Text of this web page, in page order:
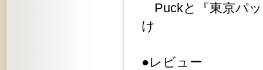
Puckと『東京パ
け 小
●レビュー